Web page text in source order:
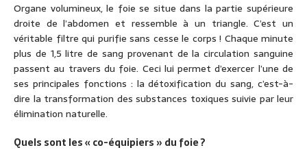
Organe volumineux, le foie se situe dans la partie supérieure
droite de l’abdomen et ressemble à un triangle. C’est un
véritable filtre qui purifie sans cesse le corps ! Chaque minute
plus de 1,5 litre de sang provenant de la circulation sanguine
passent au travers du foie. Ceci lui permet d’exercer l’une de
ses principales fonctions : la détoxification du sang, c’est-à-
dire la transformation des substances toxiques suivie par leur
élimination naturelle.
Quels sont les « co-équipiers » du foie ?